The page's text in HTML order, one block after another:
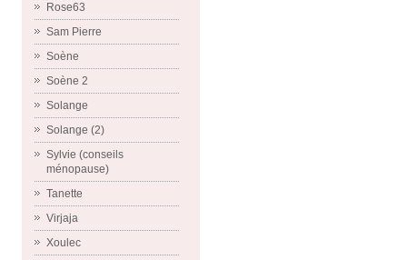
Rose63
Sam Pierre
Soène
Soène 2
Solange
Solange (2)
Sylvie (conseils
ménopause)
Tanette
Virjaja
Xoulec